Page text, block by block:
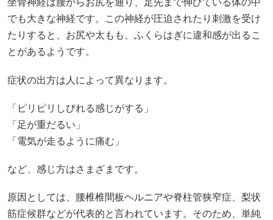
坐骨神経は腰からお尻を通り、足先まで伸びている体の中
でも大きな神経です。この神経が圧迫されたり刺激を受け
たりすると、お尻や太もも、ふくらはぎに違和感が出るこ
とがあるようです。
症状の出方は人によって異なります。
「ピリピリしびれる感じがする」
「足が重だるい」
「電気が走るように痛む」
など、感じ方はさまざまです。
原因としては、腰椎椎間板ヘルニアや脊柱管狭窄症、梨状
筋症候群などが代表的と言われています。そのため、単純